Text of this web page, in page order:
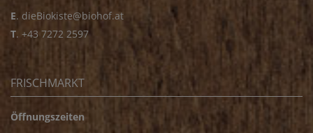
E. dieBiokiste@biohof.at
T. +43 7272 2597
FRISCHMARKT
Öffnungszeiten